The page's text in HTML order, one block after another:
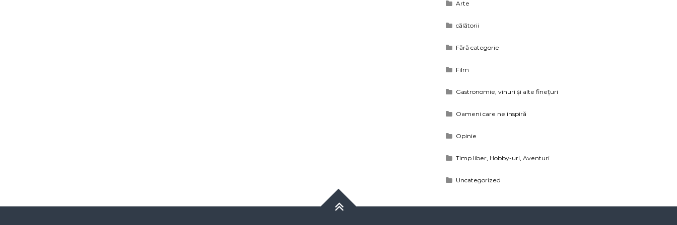
Arte
călătorii
Fără categorie
Film
Gastronomie, vinuri și alte finețuri
Oameni care ne inspiră
Opinie
Timp liber, Hobby-uri, Aventuri
Uncategorized